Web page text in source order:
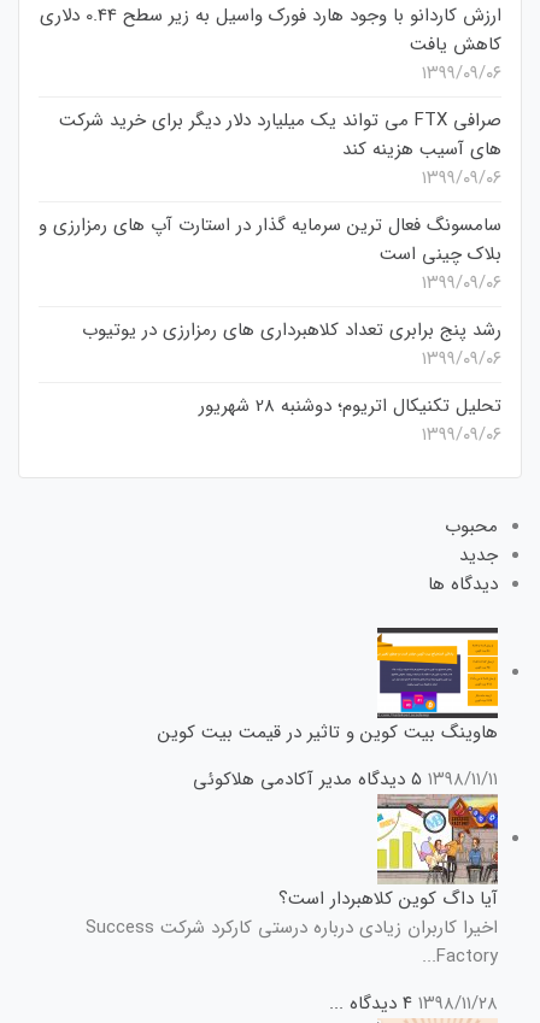
ارزش کاردانو با وجود هارد فورک واسیل به زیر سطح 0.44 دلاری
کاهش یافت
۱۳۹۹/۰۹/۰۶
صرافی FTX می تواند یک میلیارد دلار دیگر برای خرید شرکت
های آسیب هزینه کند
۱۳۹۹/۰۹/۰۶
سامسونگ فعال‌ ترین سرمایه‌ گذار در استارت‌ آپ‌ های رمزارزی و
بلاک چینی است
۱۳۹۹/۰۹/۰۶
رشد پنج برابری تعداد کلاهبرداری های رمزارزی در یوتیوب
۱۳۹۹/۰۹/۰۶
تحلیل تکنیکال اتریوم؛ دوشنبه 28 شهریور
۱۳۹۹/۰۹/۰۶
محبوب
جدید
دیدگاه ها
هاوینگ بیت کوین و تاثیر در قیمت بیت کوین
۱۳۹۸/۱۱/۱۱ ۵ دیدگاه مدیر آکادمی هلاکوئی
آیا داگ کوین کلاهبردار است؟
اخیرا کاربران زیادی درباره درستی کارکرد شرکت Success
Factory...
۱۳۹۸/۱۱/۲۸ ۴ دیدگاه ...